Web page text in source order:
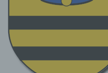
c) Verarbeitung
automatisierter
Vorgang oder
Zusammenhang
Daten wie das
Organisation, das